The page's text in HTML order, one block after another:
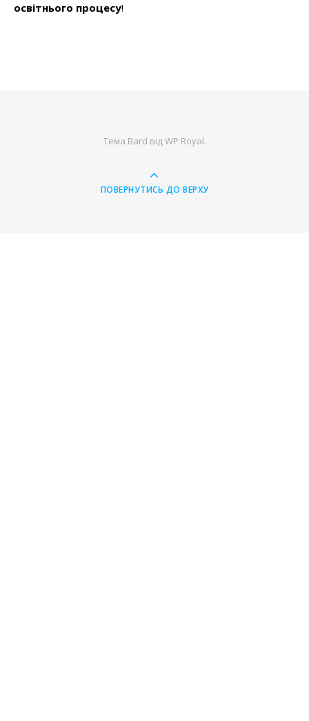
освітнього процесу!
Тема Bard відWP Royal.
ПОВЕРНУТИСЬ ДО ВЕРХУ